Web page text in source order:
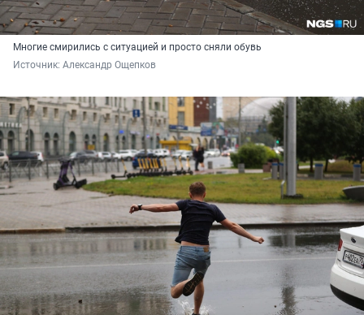
Многие смирились с ситуацией и просто сняли обувь
Источник: Александр Ощепков